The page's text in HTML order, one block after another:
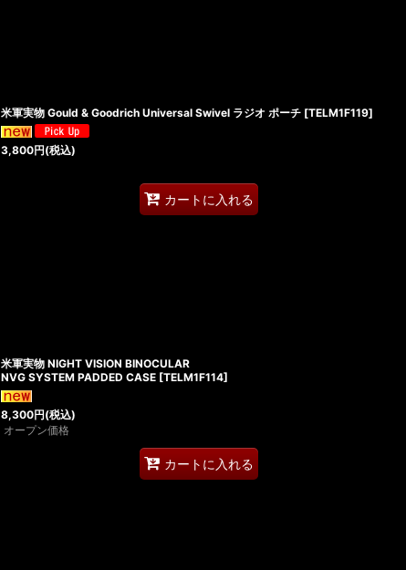
米軍実物 Gould & Goodrich Universal Swivel ラジオ ポーチ [TELM1F119]
3,800円(税込)
カートに入れる
米軍実物 NIGHT VISION BINOCULAR
NVG SYSTEM PADDED CASE [TELM1F114]
8,300円(税込)
オープン価格
カートに入れる